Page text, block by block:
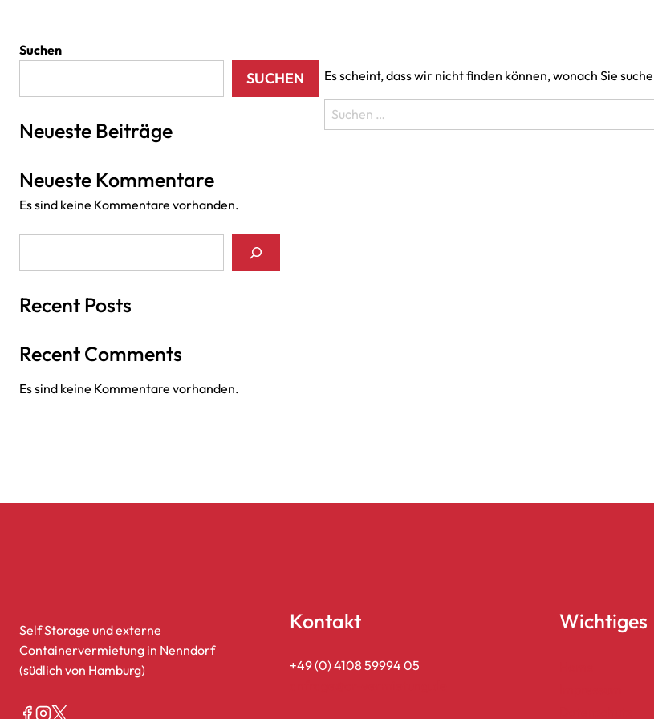
Es scheint, dass wir nicht finden können, wonach Sie
Suche
nach:
Suchen
SUCHEN
Neueste Beiträge
Neueste Kommentare
Es sind keine Kommentare vorhanden.
Recent Posts
Recent Comments
Es sind keine Kommentare vorhanden.
Self Storage und externe
Containervermietung in Nenndorf
(südlich von Hamburg)
Kontakt
+49 (0) 4108 59994 05
Wichtiges